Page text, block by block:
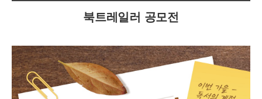
북트레일러 공모전